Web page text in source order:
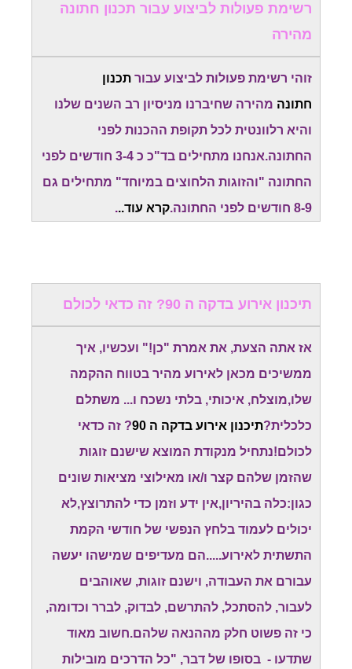
רשימת פעולות לביצוע עבור תכנון חתונה
מהירה
זוהי רשימת פעולות לביצוע עבור תכנון
חתונה מהירה שחיברנו מניסיון רב השנים שלנו
והיא רלוונטית לכל תקופת ההכנות לפני
החתונה.אנחנו מתחילים בד"כ כ 3-4 חודשים לפני
החתונה "והזוגות הלחוצים במיוחד" מתחילים גם
8-9 חודשים לפני החתונה.
קרא עוד...
תיכנון אירוע בדקה ה 90? זה כדאי לכולם
אז אתה הצעת, את אמרת "כן!" ועכשיו, איך
ממשיכים מכאן לאירוע מהיר בטווח ההקמה
שלו,מוצלח, איכותי, בלתי נשכח ו... משתלם
כלכלית?תיכנון אירוע בדקה ה 90
? זה כדאי
לכולם!נתחיל מנקודת המוצא שישנם זוגות
שהזמן שלהם קצר ו/או מאילוצי מציאות שונים
כגון:כלה בהיריון,אין ידע וזמן כדי להתרוצץ,לא
יכולים לעמוד בלחץ הנפשי של חודשי הקמת
התשתית לאירוע.....הם מעדיפים שמישהו יעשה
עבורם את העבודה, וישנם זוגות, שאוהבים
לעבור, להסתכל, להתרשם, לבדוק, לברר וכדומה,
כי זה פשוט חלק מההנאה שלהם.חשוב מאוד
שתדעו - בסופו של דבר, "כל הדרכים מובילות